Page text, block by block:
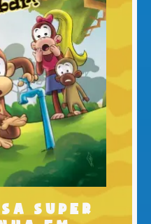
super